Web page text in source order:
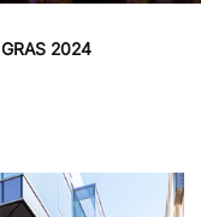
GRAS 2024